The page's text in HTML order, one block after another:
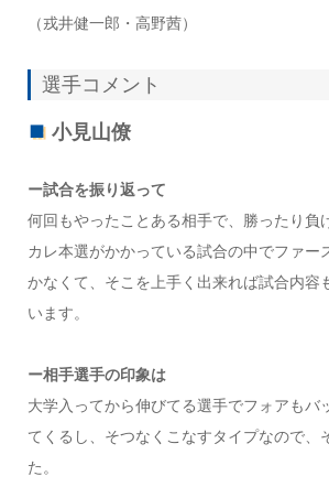
（戎井健一郎・高野茜）
選手コメント
小見山僚
ー試合を振り返って
何回もやったことある相手で、勝ったり負
カレ本選がかかっている試合の中でファー
かなくて、そこを上手く出来れば試合内容
います。
ー相手選手の印象は
大学入ってから伸びてる選手でフォアもバ
てくるし、そつなくこなすタイプなので、
た。